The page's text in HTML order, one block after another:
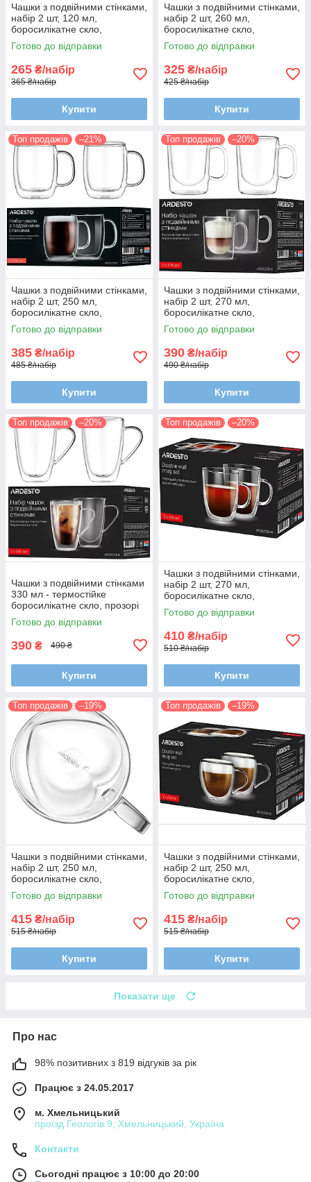
Чашки з подвійними стінками,
набір 2 шт, 120 мл,
боросилікатне скло,
термостійкі, прозорі
Готово до відправки
265 ₴/набір
365 ₴/набір
Купити
Чашки з подвійними стінками,
набір 2 шт, 260 мл,
боросилікатне скло,
термостійкі, прозорі
Готово до відправки
325 ₴/набір
425 ₴/набір
Купити
Топ продажів –21%
Чашки з подвійними стінками,
набір 2 шт, 250 мл,
боросилікатне скло,
термостійкі, прозорі
Готово до відправки
385 ₴/набір
485 ₴/набір
Купити
Топ продажів –20%
Чашки з подвійними стінками,
набір 2 шт, 270 мл,
боросилікатне скло,
термостійкі, прозорі
Готово до відправки
390 ₴/набір
490 ₴/набір
Купити
Топ продажів –20%
Чашки з подвійними стінками
330 мл - термостійке
боросилікатне скло, прозорі
чашки для кави, чаю та
десертів
Готово до відправки
390 ₴ 490 ₴
Купити
Топ продажів –20%
Чашки з подвійними стінками,
набір 2 шт, 270 мл,
боросилікатне скло,
термостійкі, прозорі
Готово до відправки
410 ₴/набір
510 ₴/набір
Купити
Топ продажів –19%
Чашки з подвійними стінками,
набір 2 шт, 250 мл,
боросилікатне скло,
термостійкі, прозорі
Готово до відправки
415 ₴/набір
515 ₴/набір
Купити
Топ продажів –19%
Чашки з подвійними стінками,
набір 2 шт, 250 мл,
боросилікатне скло,
термостійкі, прозорі
Готово до відправки
415 ₴/набір
515 ₴/набір
Купити
Показати ще
Про нас
98% позитивних з 819 відгуків за рік
Працює з 24.05.2017
м. Хмельницький
проїзд Геологів 9, Хмельницький, Україна
Контакти
Сьогодні працює з 10:00 до 20:00